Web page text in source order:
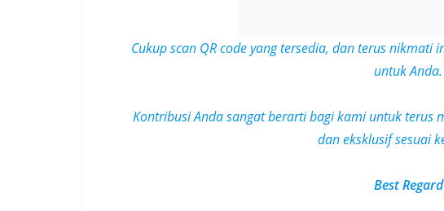
Cukup scan QR code yang tersedia, dan terus
untuk Anda.
Kontribusi Anda sangat berarti bagi kami untuk terus
daneksklusifsesuai
Best Regard